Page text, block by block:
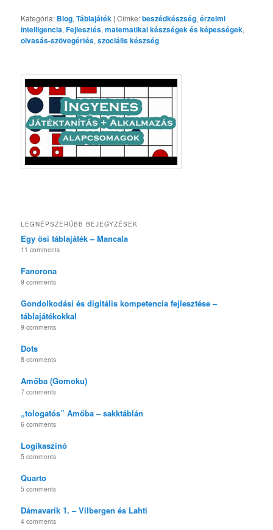
Kategória: Blog,Táblajáték |Címke:beszédkészség,érzelmi
intelligencia,Fejlesztés,matematikai készségek és képességek,
olvasás-szövegértés,szociális készség
LEGNÉPSZERŰBB BEJEGYZÉSEK
Egy ősi táblajáték – Mancala
11 comments
Fanorona
9 comments
Gondolkodási és digitális kompetencia fejlesztése –
táblajátékokkal
9 comments
Dots
8 comments
Amőba (Gomoku)
7 comments
„tologatós” Amőba – sakktáblán
6 comments
Logikaszinó
5 comments
Quarto
5 comments
Dámavarik 1. – Vilbergen és Lahti
4 comments